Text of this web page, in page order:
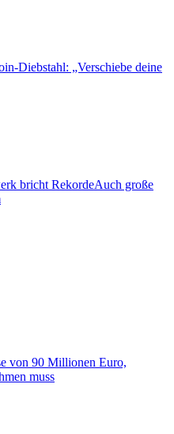
Diebstahl: „Verschiebe deine
bricht RekordeAuch große
von 90 Millionen Euro,
muss